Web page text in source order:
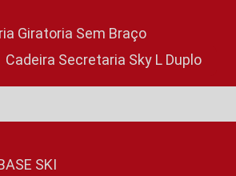
Giratoria Sem Braço
Cadeira Secretaria Sky L Duplo
SKI